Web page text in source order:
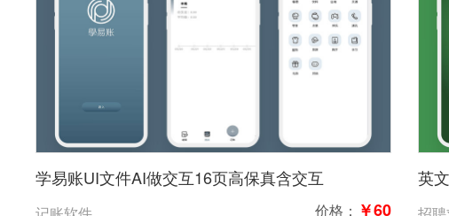
学易账UI文件AI做交互16页高保真含交互
价格： ￥60
英